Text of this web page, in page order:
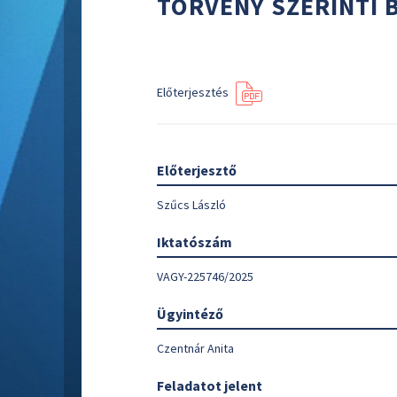
Előterjesztés
Előterjesztő
Szűcs László
Iktatószám
VAGY-225746/2025
Ügyintéző
Czentnár Anita
Feladatot jelent